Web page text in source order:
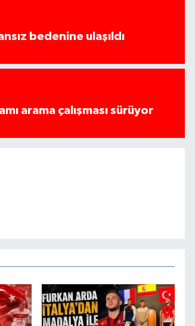
bedenine ulaşıldı
arama çalışması sürüyor